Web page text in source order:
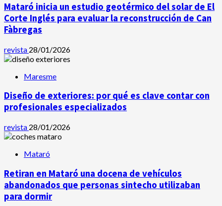
Mataró inicia un estudio geotérmico del solar de El
Corte Inglés para evaluar la reconstrucción de Can
Fàbregas
revista 28/01/2026
Maresme
Diseño de exteriores: por qué es clave contar con
profesionales especializados
revista 28/01/2026
Mataró
Retiran en Mataró una docena de vehículos
abandonados que personas sintecho utilizaban
para dormir